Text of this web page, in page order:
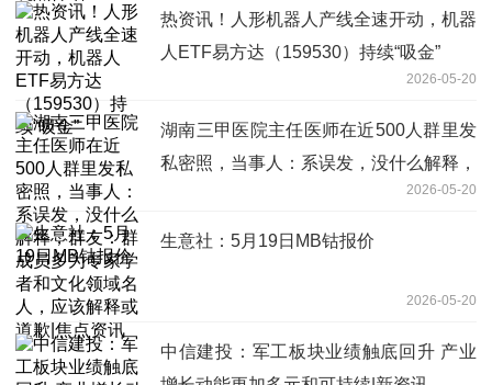
热资讯！人形机器人产线全速开动，机器
人ETF易方达（159530）持续“吸金”
2026-05-20
湖南三甲医院主任医师在近500人群里发
私密照，当事人：系误发，没什么解释，
群友：群成员多为专家学者和文化领域名
人，应该解释或道歉|焦点资讯
2026-05-20
生意社：5月19日MB钴报价
2026-05-20
中信建投：军工板块业绩触底回升 产业